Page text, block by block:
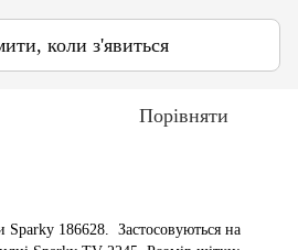
коли з'явиться
Порівняти
Sparky 186628. Застосовуються на